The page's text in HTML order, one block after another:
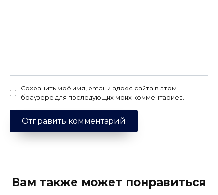
Сохранить моё имя, email и адрес сайта в этом
браузере для последующих моих комментариев.
Вам также может понравиться